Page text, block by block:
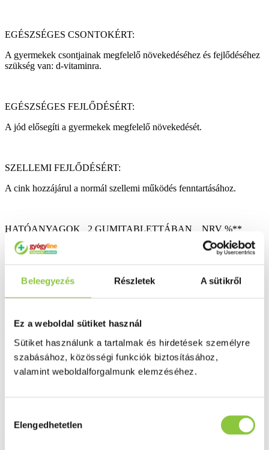
Beleegyezés Részletek A sütikről
Ez a weboldal sütiket használ
Sütiket használunk a tartalmak és hirdetések személyre
szabásához, közösségi funkciók biztosításához,
valamint weboldalforgalmunk elemzéséhez.
kiválasztása
Elengedhetetlen
EGÉSZSÉGES CSONTOKÉRT:
A gyermekek csontjainak megfelelő növekedéséhez és fejlődéséhez
szükség van: d-vitaminra.
EGÉSZSÉGES FEJLŐDÉSÉRT:
A jód elősegíti a gyermekek megfelelő növekedését.
SZELLEMI FEJLŐDÉSÉRT:
A cink hozzájárul a normál szellemi működés fenntartásához.
HATÓANYAGOK 2 GUMITABLETTÁBAN NRV %**
A-vitamin 500 μg 63 %
D3-vitamin 5 μg (200 NE) 100 %
E-vitamin 5 mg 42 %
Jód 30 μg 20 %